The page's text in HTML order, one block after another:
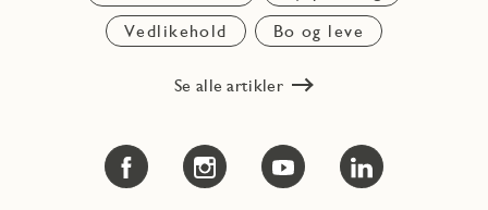
Vedlikehold
Bo og leve
Se alle artikler